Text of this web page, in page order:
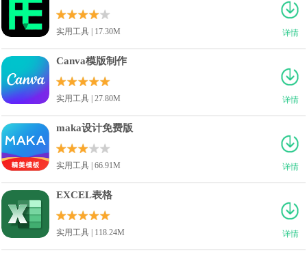
详情
实用工具 | 17.30M
详情
Canva模版制作
实用工具 | 27.80M
详情
maka设计免费版
实用工具 | 66.91M
详情
EXCEL表格
实用工具 | 118.24M